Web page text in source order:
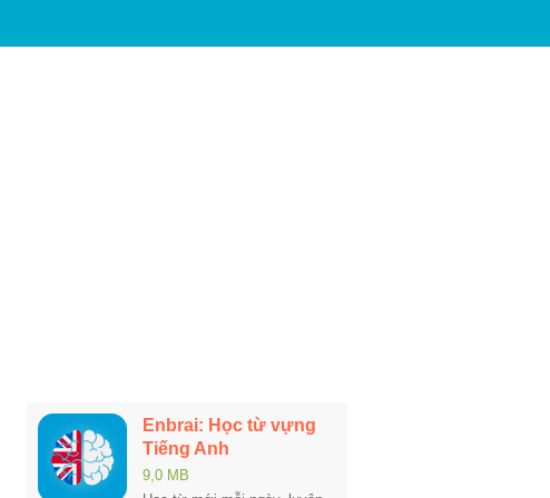
Enbrai: Học từ vựng
Tiếng Anh
9,0 MB